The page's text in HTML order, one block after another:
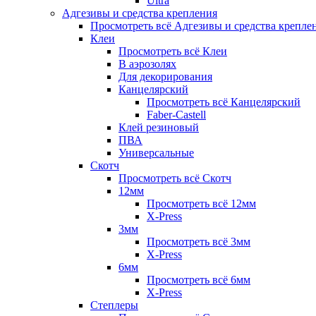
Адгезивы и средства крепления
Просмотреть всё Адгезивы и средства
Клеи
Просмотреть всё Клеи
В аэрозолях
Для декорирования
Канцелярский
Просмотреть всё Канцелярский
Faber-Castell
Клей резиновый
ПВА
Универсальные
Скотч
Просмотреть всё Скотч
12мм
Просмотреть всё 12мм
X-Press
3мм
Просмотреть всё 3мм
X-Press
6мм
Просмотреть всё 6мм
X-Press
Степлеры